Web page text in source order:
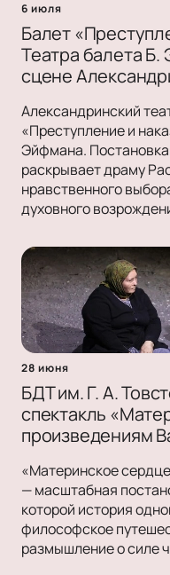
6 июля
Балет
Театра балета Б.
сцене
Александринский
«Преступление и
Эйфмана.
раскрывает драму
нравственного
духовного
28 июня
БДТ им. Г. А.
спектакль
произведениям
«Материнское
— масштабная
которой история
философское
размышление о силе